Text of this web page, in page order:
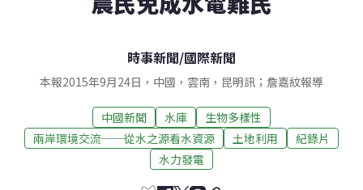
時事新聞/國際新聞
本報2015年9月24日，中國，雲南，昆明訊；詹嘉紋報導
中國新聞 水庫
生物多樣性
兩岸環境交流──從水之源看水資源
土地利用
紀錄片
水力發電